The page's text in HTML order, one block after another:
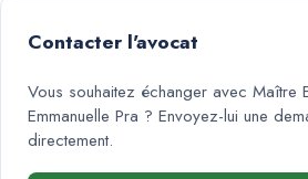
Contacter l'avocat
Vous souhaitez échanger avec Maître
Emmanuelle Pra ? Envoyez-lui une
directement.